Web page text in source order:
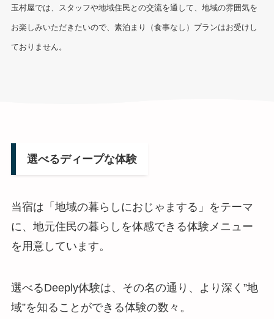
玉村屋では、スタッフや地域住民との交流を通して、地域の雰囲気を
お楽しみいただきたいので、素泊まり（食事なし）プランはお受けし
ておりません。
選べるディープな体験
当宿は「地域の暮らしにおじゃまする」をテーマ
に、地元住民の暮らしを体感できる体験メニュー
を用意しています。
選べるDeeply体験は、その名の通り、より深く”地
域”を知ることができる体験の数々。